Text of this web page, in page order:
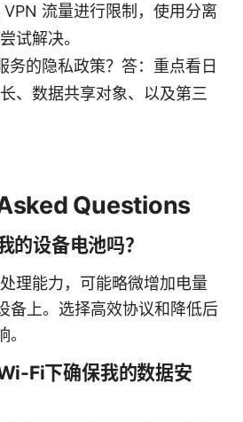
流量进行限制，使用分离
试解决。
务的隐私政策？答：重点看日
、数据共享对象、以及第三
Questions
的设备电池吗？
理能力，可能略微增加电量
备上。选择高效协议和降低后
Fi下确保我的数据安